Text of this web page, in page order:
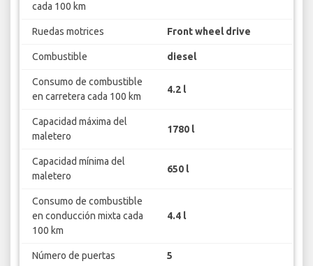
cada 100 km
Ruedas motrices Front wheel drive
Combustible diesel
Consumo de combustible
en carretera cada 100 km
4.2 l
Capacidad máxima del
maletero
1780 l
Capacidad mínima del
maletero
650 l
Consumo de combustible
en conducción mixta cada
100 km
4.4 l
Número de puertas 5